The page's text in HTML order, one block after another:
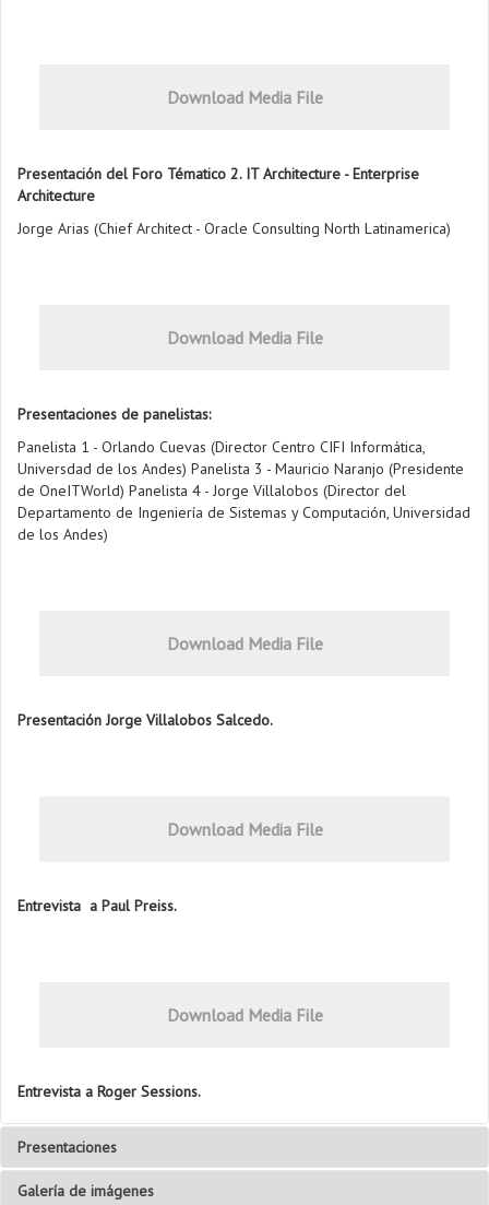
Download Media File
Presentación del Foro Tématico 2. IT Architecture - Enterprise
Architecture
Jorge Arias (Chief Architect - Oracle Consulting North Latinamerica)
Download Media File
Presentaciones de panelistas:
Panelista 1 - Orlando Cuevas (Director Centro CIFI Informática,
Universdad de los Andes) Panelista 3 - Mauricio Naranjo (Presidente
de OneITWorld) Panelista 4 - Jorge Villalobos (Director del
Departamento de Ingeniería de Sistemas y Computación, Universidad
de los Andes)
Download Media File
Presentación Jorge Villalobos Salcedo.
Download Media File
Entrevista a Paul Preiss.
Download Media File
Entrevista a Roger Sessions.
Presentaciones
Roger Sessions
Galería de imágenes